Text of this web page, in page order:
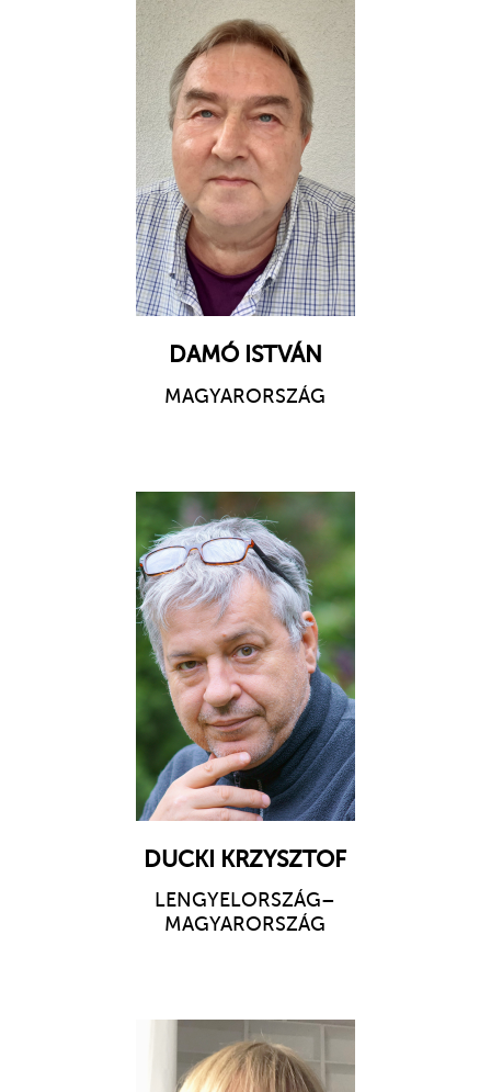
DAMÓ ISTVÁN
MAGYARORSZÁG
DUCKI KRZYSZTOF
LENGYELORSZÁG–
MAGYARORSZÁG